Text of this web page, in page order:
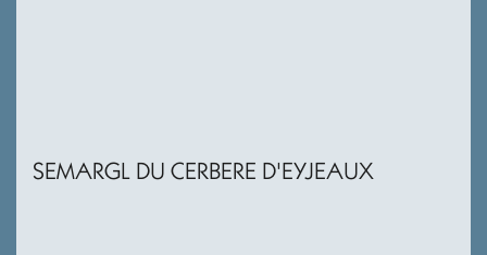
SEMARGL DU CERBERE D'EYJEAUX